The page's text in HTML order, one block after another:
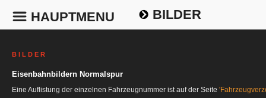
HAUPTMENU BILDER
B I L D E R
Eisenbahnbildern Normalspur
Eine Auflistung der einzelnen Fahrzeugnummer ist auf der Seite